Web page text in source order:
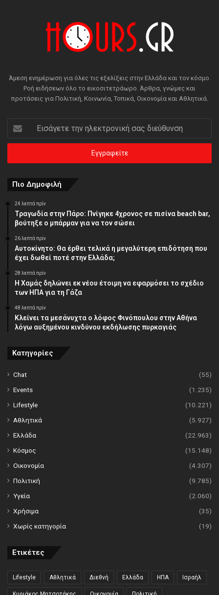
Άμεση ενημέρωση για όλες τις εξελίξεις στην Ελλάδα και τον κόσμο.
Ροή ειδήσεων όλο το εικοσιτετράωρο. Άρθρα, γνώμες και
προτάσεις για Πολιτική, Κοινωνία, Τοπικά, Οικονομία και Αθλητικά.
Εισάγετε
την
ηλεκτρονική
διεύθυνση
Πιο Δημοφιλή
24 λεπτά πρίν
Τραγωδία στην Πάρο: Πνίγηκε 4χρονος σε πισίνα beach bar,
βούτηξε ο μπάρμαν για να τον σώσει
26 λεπτά πρίν
Αυτοκίνητο: Θα έρθει τελικά η μεγαλύτερη επιδότηση που
έχει δωθεί ποτέ στην Ελλάδα;
28 λεπτά πρίν
Η Χαμάς δηλώνει εκ νέου έτοιμη να εφαρμόσει το σχέδιο
των ΗΠΑ για τη Γάζα
48 λεπτά πρίν
Κλείνει τα μεσάνυχτα ο λόφος Φινόπουλου στην Αθήνα
λόγω αυξημένου κινδύνου εκδήλωσης πυρκαγιάς
Κατηγορίες
Chat
(55)
Events
(1.235)
Lifestyle
(10.221)
Αθλητικά
(5.927)
Ελλάδα
(22.963)
Κόσμος
(15.148)
Οικονομία
(4.307)
Πολιτική
(9.785)
Υγεία
(2.060)
Χρήσιμα
(35)
Χωρίς κατηγορία
(19)
Ετικέτες
Lifestyle Αθλητικά Διεθνή Ελλάδα ΗΠΑ Ισραήλ